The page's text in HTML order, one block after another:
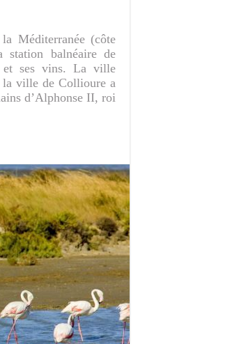
Méditerranée (côte
station balnéaire de
et ses vins. La ville
la ville de Collioure a
d’Alphonse II, roi